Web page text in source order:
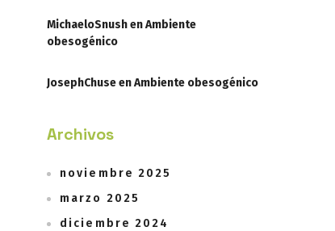
MichaeloSnushenAmbiente
obesogénico
JosephChuseenAmbiente obesogénico
Archivos
noviembre 2025
marzo 2025
diciembre 2024